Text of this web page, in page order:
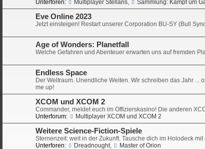
Unterforen:
Multiplayer Stellaris, Sammlung: Kampf um
Eve Online 2023
Jetzt einsteigen! Restart unserer Corporation BU-SY (Bull
Age of Wonders: Planetfall
Welche Gefahren und Abenteuer erwarten uns auf fremden
Endless Space
Der Weltraum. Unendliche Weiten. Wir schreiben das Jahr ...
me up!
XCOM und XCOM 2
Commander, meldet euch im Offizierskasino! Die anderen
Unterforum:
Multiplayer XCOM und XCOM 2
Weitere Science-Fiction-Spiele
Sternenzeit: weit in der Zukunft. Tausche dich im Holodeck
Unterforen:
Dreadnought, Master of Orion